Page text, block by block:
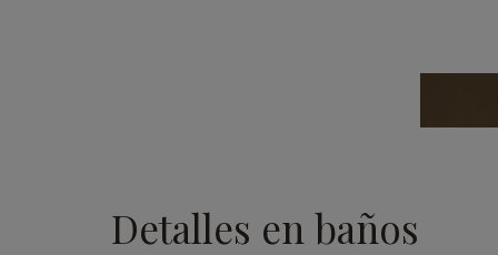
Detalles en baños